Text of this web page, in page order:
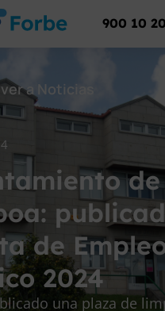
900 10
a Noticias
de
de
2024
una plaza de